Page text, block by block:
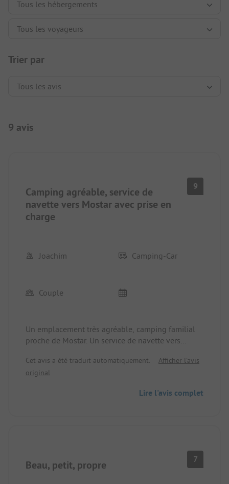
Trier par
9 avis
Camping agréable, service de
navette vers Mostar avec prise en
charge
9
Joachim Camping-Car
Couple
Un emplacement très agréable, camping familial
proche de Mostar. Un service de navette vers
organisé par le camping. Un encadrement
personnalisé, toutes les installations sont en
Cet avis a été traduit automatiquement.
Afficher l'avis
original
Lire l'avis complet
Beau, petit, propre 7